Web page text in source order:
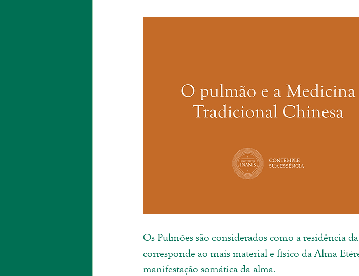
Os Pulmões são considerados como a residência
corresponde ao mais material e físico da Alma
manifestação somática da alma.